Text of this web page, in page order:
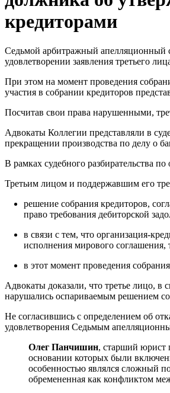
кредиторами
Седьмой арбитражный апелляционный
удовлетворении заявления третьего
При этом на момент проведения
участия в собрании кредиторов
Посчитав свои права нарушенными,
Адвокаты Коллегии представляли в
прекращении производства по делу о
В рамках судебного разбирательства
Третьим лицом и поддержавшим его
решение собрания кредиторов,
право требования дебиторской
в связи с тем, что организация-
исполнения мирового соглашения,
в этот момент проведения
Адвокаты доказали, что третье лицо,
нарушались оспариваемым решением
Не согласившись с определением об
удовлетворения Седьмым
Олег Панчишин, старший юрист
основании которых были
особенностью являлся сложный
обремененная как конфликтом